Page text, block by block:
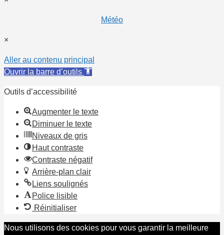
Météo
×
Aller au contenu principal
Ouvrir la barre d’outils
Outils d’accessibilité
Augmenter le texte
Diminuer le texte
Niveaux de gris
Haut contraste
Contraste négatif
Arrière-plan clair
Liens soulignés
Police lisible
Réinitialiser
Nous utilisons des cookies pour vous garantir la meilleure